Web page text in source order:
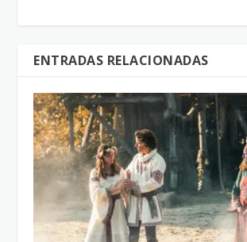
ENTRADAS RELACIONADAS